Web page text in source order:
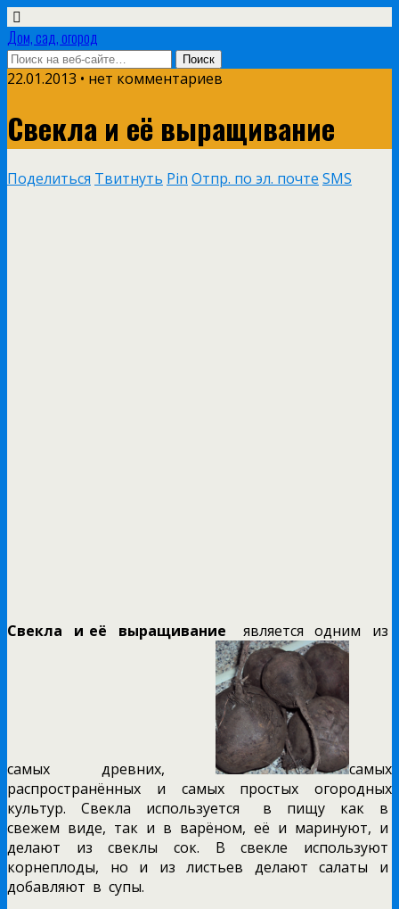
Дом, сад, огород
22.01.2013 • нет комментариев
Свекла и её выращивание
Поделиться Твитнуть Pin Отпр. по эл. почте SMS
Свекла и её выращивание является одним из
самых древних,
самых
распространённых и самых простых огородных
культур. Свекла используется в пищу как в
свежем виде, так и в варёном, её и маринуют, и
делают из свеклы сок. В свекле используют
корнеплоды, но и из листьев делают салаты и
добавляют в супы.